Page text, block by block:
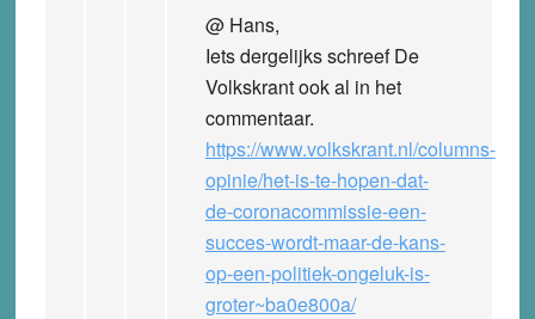
@ Hans,
Iets dergelijks schreef De
Volkskrant ook al in het
commentaar.
https://www.volkskrant.nl/columns-
opinie/het-is-te-hopen-dat-
de-coronacommissie-een-
succes-wordt-maar-de-kans-
op-een-politiek-ongeluk-is-
groter~ba0e800a/